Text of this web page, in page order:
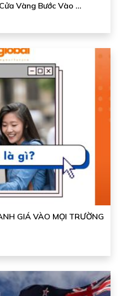
Vàng Bước Vào ...
GIÁ VÀO MỌI TRƯỜNG